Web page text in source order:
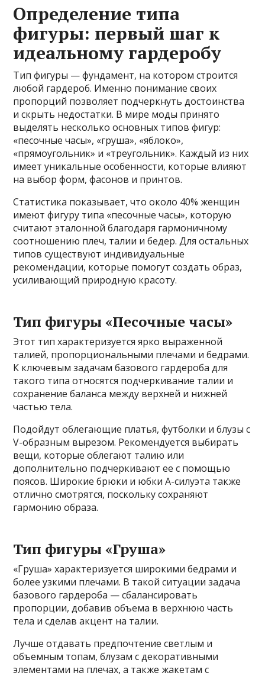
Определение типа
фигуры: первый шаг к
идеальному гардеробу
Тип фигуры — фундамент, на котором строится
любой гардероб. Именно понимание своих
пропорций позволяет подчеркнуть достоинства
и скрыть недостатки. В мире моды принято
выделять несколько основных типов фигур:
«песочные часы», «груша», «яблоко»,
«прямоугольник» и «треугольник». Каждый из них
имеет уникальные особенности, которые влияют
на выбор форм, фасонов и принтов.
Статистика показывает, что около 40% женщин
имеют фигуру типа «песочные часы», которую
считают эталонной благодаря гармоничному
соотношению плеч, талии и бедер. Для остальных
типов существуют индивидуальные
рекомендации, которые помогут создать образ,
усиливающий природную красоту.
Тип фигуры «Песочные часы»
Этот тип характеризуется ярко выраженной
талией, пропорциональными плечами и бедрами.
К ключевым задачам базового гардероба для
такого типа относятся подчеркивание талии и
сохранение баланса между верхней и нижней
частью тела.
Подойдут облегающие платья, футболки и блузы с
V-образным вырезом. Рекомендуется выбирать
вещи, которые облегают талию или
дополнительно подчеркивают ее с помощью
поясов. Широкие брюки и юбки A-силуэта также
отлично смотрятся, поскольку сохраняют
гармонию образа.
Тип фигуры «Груша»
«Груша» характеризуется широкими бедрами и
более узкими плечами. В такой ситуации задача
базового гардероба — сбалансировать
пропорции, добавив объема в верхнюю часть
тела и сделав акцент на талии.
Лучше отдавать предпочтение светлым и
объемным топам, блузам с декоративными
элементами на плечах, а также жакетам с